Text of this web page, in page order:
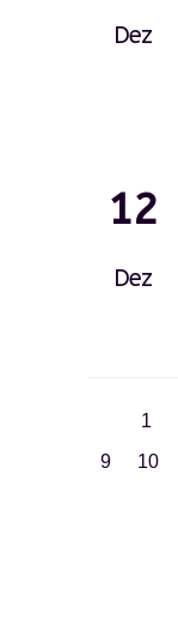
Dez
12
Dez
1
9
10